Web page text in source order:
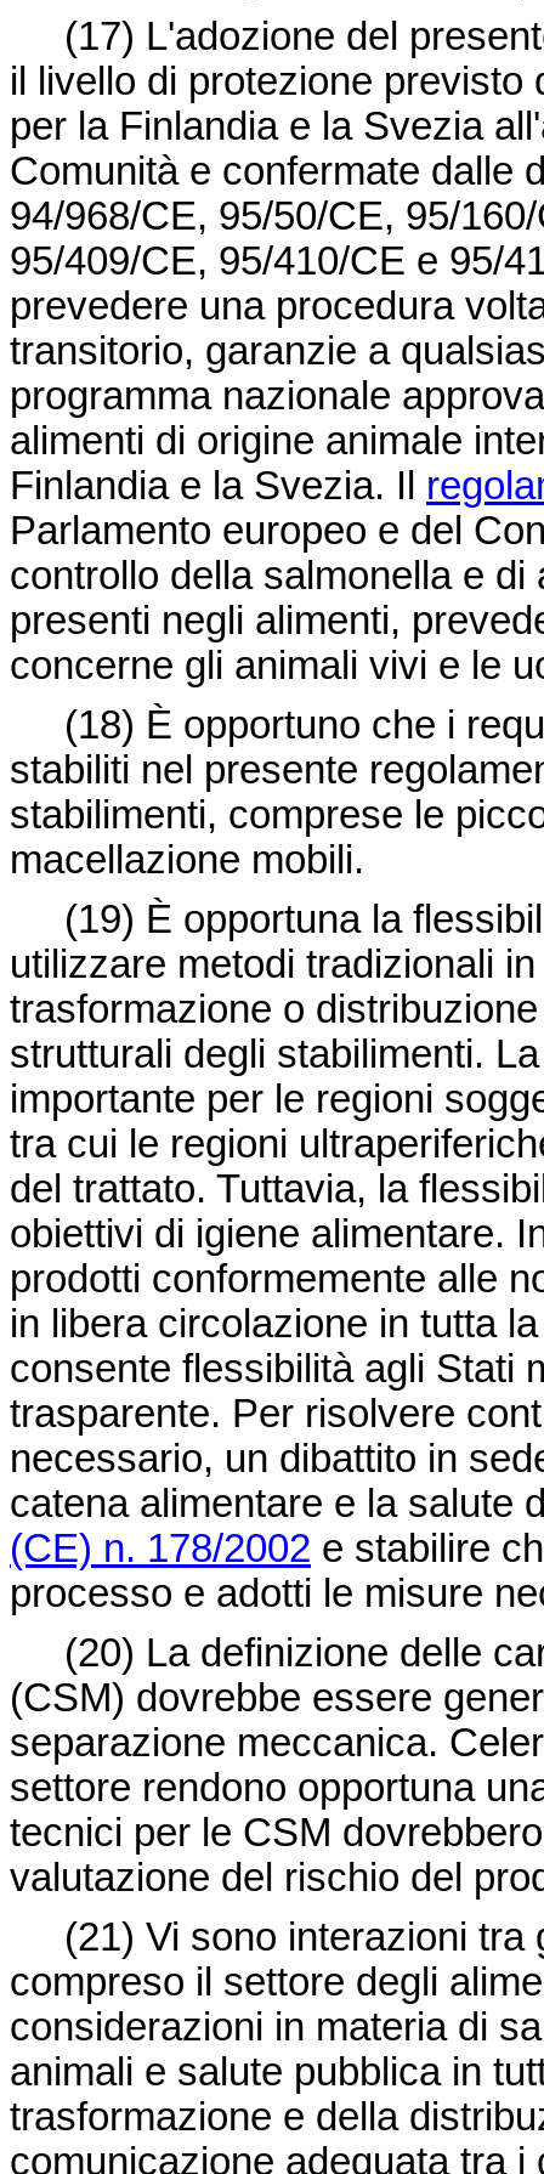
(17) L'adozione del
il livello di protezione
per la Finlandia e la Svezia
Comunità e confermate dalle
94/968/CE, 95/50/CE, 95/
95/409/CE, 95/410/CE e 95/
prevedere una procedura
transitorio, garanzie a
programma nazionale
alimenti di origine animale
Finlandia e la Svezia. Il
Parlamento europeo e del
controllo della salmonella e
presenti negli alimenti,
concerne gli animali vivi e le
(18) È opportuno che i
stabiliti nel presente
stabilimenti, comprese le
macellazione mobili.
(19) È opportuna la
utilizzare metodi tradizionali
trasformazione o
strutturali degli stabilimenti.
importante per le regioni
tra cui le regioni
del trattato. Tuttavia, la
obiettivi di igiene alimentare.
prodotti conformemente alle
in libera circolazione in tutta
consente flessibilità agli Stati
trasparente. Per risolvere
necessario, un dibattito in
catena alimentare e la salute
(CE) n. 178/2002 e stabilire
processo e adotti le misure
(20) La definizione delle
(CSM) dovrebbe essere
separazione meccanica.
settore rendono opportuna
tecnici per le CSM
valutazione del rischio del
(21) Vi sono interazioni tra
compreso il settore degli
considerazioni in materia di
animali e salute pubblica in
trasformazione e della
comunicazione adeguata tra